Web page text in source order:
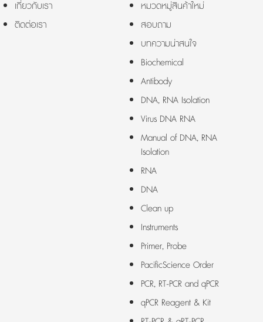
เกี่ยวกับเรา
ติดต่อเรา
หมวดหมู่สินค้าใหม่
สอบถาม
บทความน่าสนใจ
Biochemical
Antibody
DNA, RNA Isolation
Virus DNA RNA
Manual of DNA, RNA
Isolation
RNA
DNA
Clean up
Instruments
Primer, Probe
PacificScience Order
PCR, RT-PCR and qPCR
qPCR Reagent & Kit